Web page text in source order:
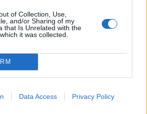
of Collection, Use,
and/or Sharing of my
that Is Unrelated with the
it was collected.
Data Access Privacy Policy
- ΑΠΟΨΕΙΣ • ΔΉΜΟΣ ΚΙΣΆΜΟΥ ΕΚΚΛΗΣΙΑ
Δεκαπενταύγουστου
ο Μητροπολίτης Κισάμου &
10 Αυγούστου 2026 10:07
• ΔΉΜΟΣ ΚΙΣΆΜΟΥ •
μελανή σελίδα στην ιστορία του
– Το “πουλί” της χούντας